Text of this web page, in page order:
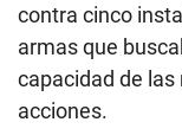
contra cinco
armas que
capacidad de
acciones.